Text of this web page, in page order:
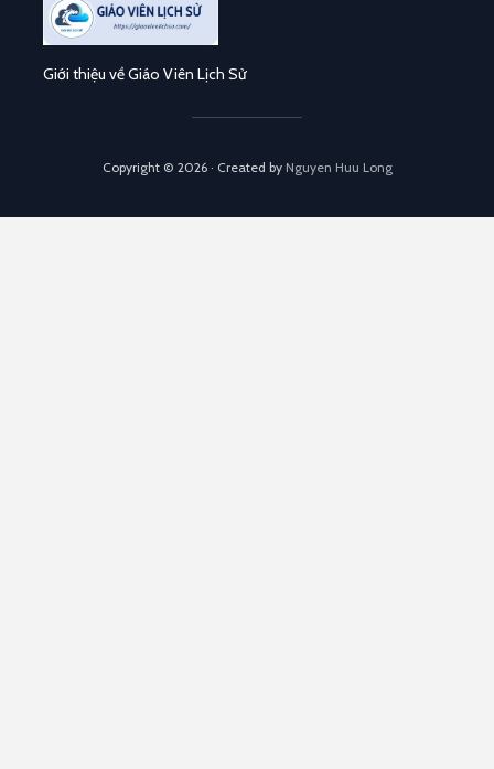
Giới thiệu về Giáo Viên Lịch Sử
Copyright © 2026 · Created by Nguyen Huu Long